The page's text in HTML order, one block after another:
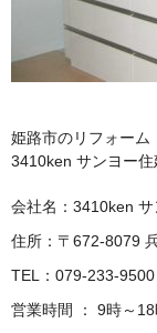
姫路市のリフォーム
3410ken サンヨー住
会社名：3410ken サ
住所：〒672-8079
TEL：079-233-9500
営業時間 ： 9時～